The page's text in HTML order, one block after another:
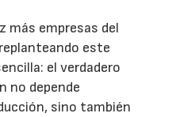
más empresas del
este
el verdadero
no depende
sino también